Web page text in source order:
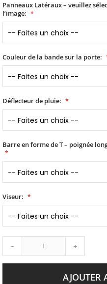
Panneaux Latéraux – veuillez
l’image:
Couleur de la bande sur la porte:
Déflecteur de pluie:
Barre en forme de T – poignée
Viseur:
- +
AJOUTER